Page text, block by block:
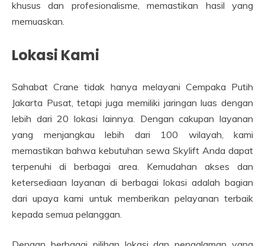
khusus dan profesionalisme, memastikan hasil yang
memuaskan.
Lokasi Kami
Sahabat Crane tidak hanya melayani Cempaka Putih
Jakarta Pusat, tetapi juga memiliki jaringan luas dengan
lebih dari 20 lokasi lainnya. Dengan cakupan layanan
yang menjangkau lebih dari 100 wilayah, kami
memastikan bahwa kebutuhan sewa Skylift Anda dapat
terpenuhi di berbagai area. Kemudahan akses dan
ketersediaan layanan di berbagai lokasi adalah bagian
dari upaya kami untuk memberikan pelayanan terbaik
kepada semua pelanggan.